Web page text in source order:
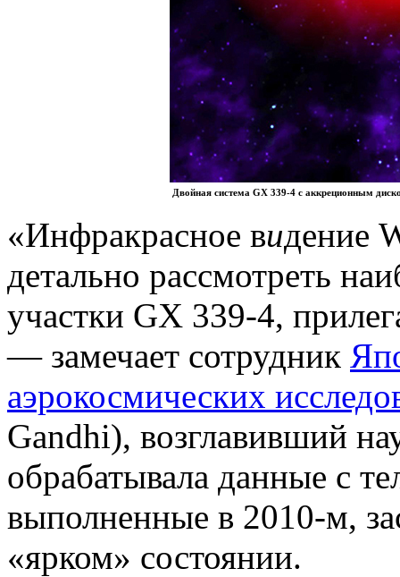
Двойная система GX 339-4 с аккреционным
«Инфракрасное видение
детально рассмотреть
участки GX 339-4,
— замечает сотрудник
аэрокосмических
Gandhi), возглавивший
обрабатывала данные с
выполненные в 2010-м,
«ярком» состоянии.